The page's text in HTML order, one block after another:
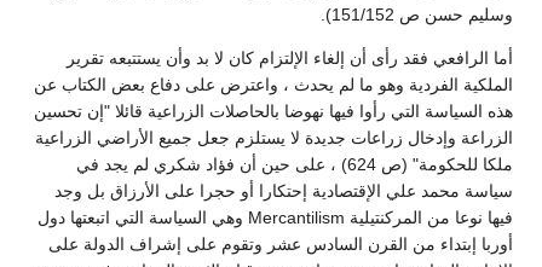
وسليم حسن ص 151/152).
أما الرافعي فقد رأى أن إلغاء الإلتزام كان لا بد وأن يستتبعه تقرير
الملكية الفردية وهو ما لم يحدث ، واعترض على دفاع بعض الكتاب عن
هذه السياسة التي رأوا فيها نهوضا بالحاصلات الزراعية قائلا "إن تحسين
الزراعة وإدخال زراعات جديدة لا يستلزم جعل جميع الأراضي الزراعية
ملكا للحكومة" (ص 624) ، على حين أن فؤاد شكري لم يجد في
سياسة محمد علي الإقتصادية إحتكارا أو حجرا على الأرزاق بل وجد
فيها نوعا من المركنتيلية Mercantilism وهي السياسة التي اتبعتها دول
أوربا إبتداء من القرن السادس عشر وتقوم على إشراف الدولة على